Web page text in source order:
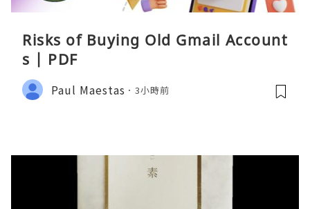
Risks of Buying Old Gmail Account
s | PDF
Paul Maestas 3小時前